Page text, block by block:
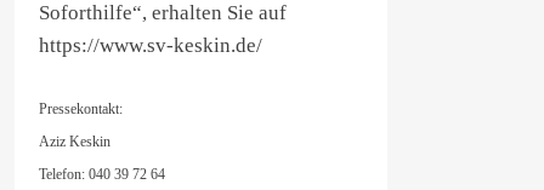
Soforthilfe“, erhalten Sie auf
https://www.sv-keskin.de/
Pressekontakt:
Aziz Keskin
Telefon: 040 39 72 64